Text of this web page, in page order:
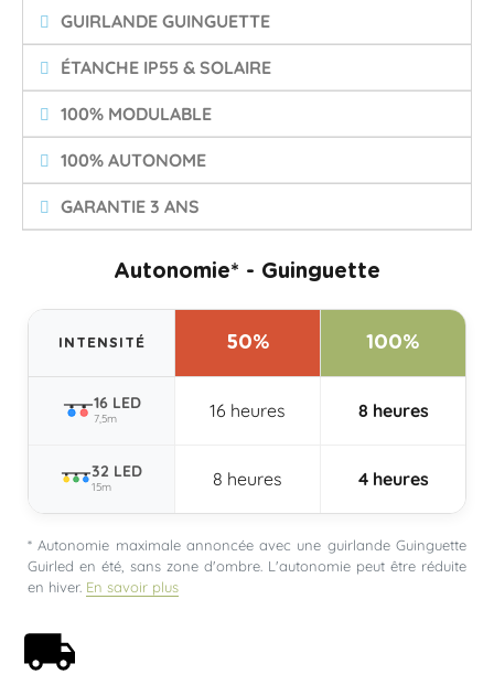
GUIRLANDE GUINGUETTE
ÉTANCHE IP55 & SOLAIRE
100% MODULABLE
100% AUTONOME
GARANTIE 3 ANS
Autonomie* - Guinguette
INTENSITÉ 50% 100%
16 LED
7,5m 16 heures 8 heures
32 LED
15m 8 heures 4 heures
* Autonomie maximale annoncée avec une guirlande Guinguette
Guirled en été, sans zone d'ombre. L'autonomie peut être réduite
en hiver. En savoir plus